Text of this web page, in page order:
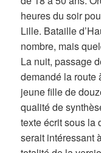
heures du soir
Lille. Bataille
nombre, mais
La nuit, passage
demandé la route
jeune fille de
qualité de
texte écrit sous la
serait intéressant